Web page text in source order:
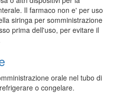
Il farmaco non e' per uso
siringa per somministrazione
prima dell'uso, per evitare il
orale nel tubo di
o congelare.